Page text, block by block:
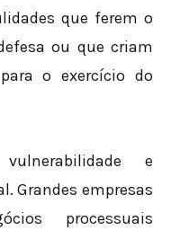
que ferem o
ou que criam
o exercício do
e
Grandes empresas
processuais